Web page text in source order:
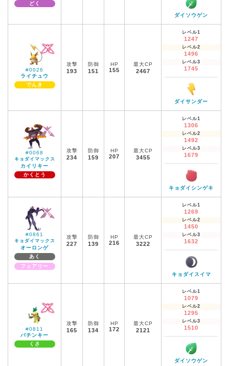
どく
ダイソウゲン
#0026
ライチュウ
でんき
攻撃
193
防御
151
HP
155
最大CP
2467
レベル1
1247
レベル2
1496
レベル3
1745
ダイサンダー
#0068
キョダイマックス
カイリキー
かくとう
攻撃
234
防御
159
HP
207
最大CP
3455
レベル1
1306
レベル2
1492
レベル3
1679
キョダイシンゲキ
#0861
キョダイマックス
オーロンゲ
あく
フェアリー
攻撃
227
防御
139
HP
216
最大CP
3222
レベル1
1269
レベル2
1450
レベル3
1632
キョダイスイマ
#0811
バチンキー
くさ
攻撃
165
防御
134
HP
172
最大CP
2121
レベル1
1079
レベル2
1295
レベル3
1510
ダイソウゲン